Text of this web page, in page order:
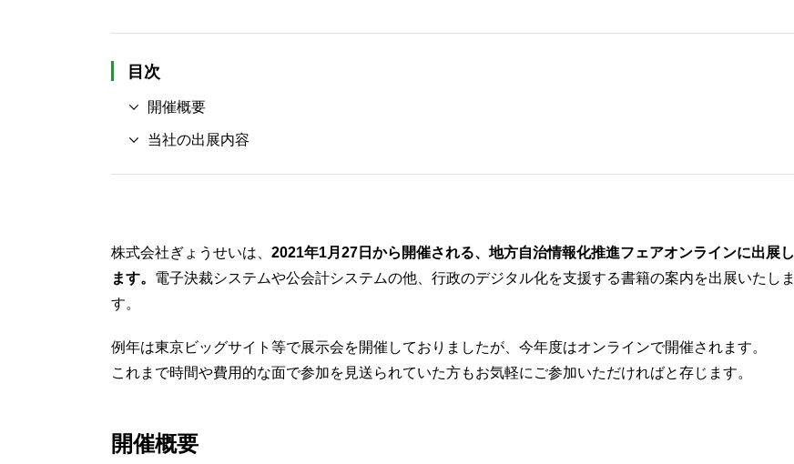
目次
開催概要
当社の出展内容
株式会社ぎょうせいは、 2021年1月27日から開催される、地方自治情報化推進フェアオンラインに出展し
ます。 電子決裁システムや公会計システムの他、行政のデジタル化を支援する書籍の案内を出展いたしま
す。
例年は東京ビッグサイト等で展示会を開催しておりましたが、今年度はオンラインで開催されます。
これまで時間や費用的な面で参加を見送られていた方もお気軽にご参加いただければと存じます。
開催概要